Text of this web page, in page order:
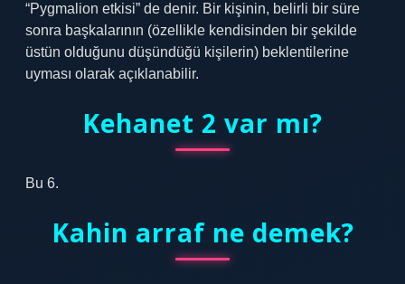
“Pygmalion etkisi” de denir. Bir kişinin, belirli bir süre
sonra başkalarının (özellikle kendisinden bir şekilde
üstün olduğunu düşündüğü kişilerin) beklentilerine
uyması olarak açıklanabilir.
Kehanet 2 var mı?
Bu 6.
Kahin arraf ne demek?